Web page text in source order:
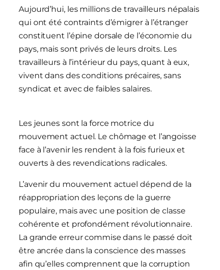
Aujourd’hui, les millions de travailleurs népalais
qui ont été contraints d’émigrer à l’étranger
constituent l’épine dorsale de l’économie du
pays, mais sont privés de leurs droits. Les
travailleurs à l’intérieur du pays, quant à eux,
vivent dans des conditions précaires, sans
syndicat et avec de faibles salaires.
Les jeunes sont la force motrice du
mouvement actuel. Le chômage et l’angoisse
face à l’avenir les rendent à la fois furieux et
ouverts à des revendications radicales.
L’avenir du mouvement actuel dépend de la
réappropriation des leçons de la guerre
populaire, mais avec une position de classe
cohérente et profondément révolutionnaire.
La grande erreur commise dans le passé doit
être ancrée dans la conscience des masses
afin qu’elles comprennent que la corruption